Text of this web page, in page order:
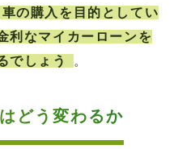
車の購入を目的としてい
利なマイカーローンを
でしょう
。
どう変わるか